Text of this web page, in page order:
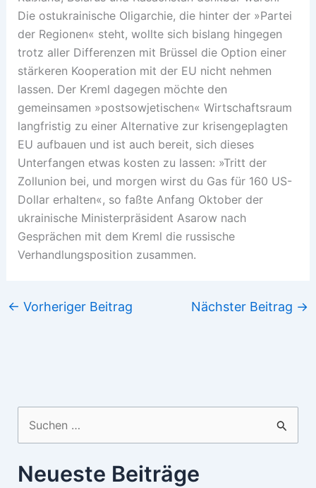
Die ostukrainische Oligarchie, die hinter der »Partei
der Regionen« steht, wollte sich bislang hingegen
trotz aller Differenzen mit Brüssel die Option einer
stärkeren Kooperation mit der EU nicht nehmen
lassen. Der Kreml dagegen möchte den
gemeinsamen »postsowjetischen« Wirtschaftsraum
langfristig zu einer Alternative zur krisengeplagten
EU aufbauen und ist auch bereit, sich dieses
Unterfangen etwas kosten zu lassen: »Tritt der
Zollunion bei, und morgen wirst du Gas für 160 US-
Dollar erhalten«, so faßte Anfang Oktober der
ukrainische Ministerpräsident Asarow nach
Gesprächen mit dem Kreml die russische
Verhandlungsposition zusammen.
← Vorheriger Beitrag Nächster Beitrag →
Suchen
nach:
Neueste Beiträge